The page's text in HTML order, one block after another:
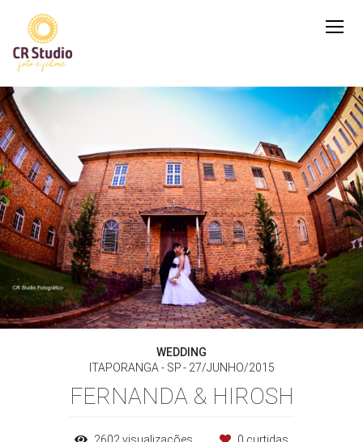
WEDDING
ITAPORANGA - SP
27/JUNHO/2015
FERNANDA & HIROSH
2602 visualizações 0 curtidas